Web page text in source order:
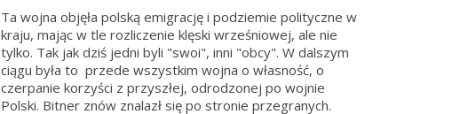
Ta wojna objęła polską emigrację i podziemie polityczne w
kraju, mając w tle rozliczenie klęski wrześniowej, ale nie
tylko. Tak jak dziś jedni byli "swoi", inni "obcy". W dalszym
ciągu była to przede wszystkim wojna o własność, o
czerpanie korzyści z przyszłej, odrodzonej po wojnie
Polski. Bitner znów znalazł się po stronie przegranych.